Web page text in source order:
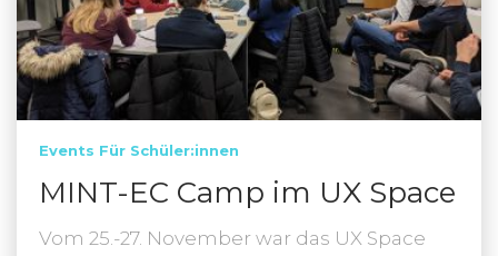
Events Für Schüler:innen
MINT-EC Camp im UX Space
Vom 25.-27. November war das UX Space